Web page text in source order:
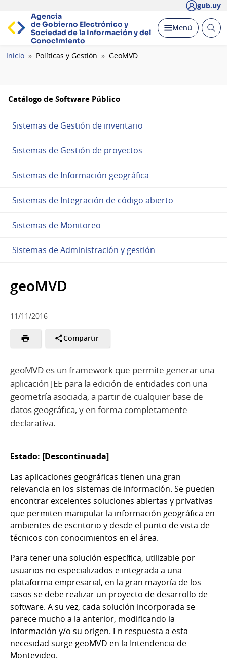
gub.uy
Agencia
de Gobierno Electrónico y
Sociedad de la Información y del
Conocimiento
Desplegar
Menú Abrir
Ruta
Inicio Políticas y Gestión GeoMVD
Catálogo de Software Público
Sistemas de Gestión de inventario
Sistemas de Gestión de proyectos
Sistemas de Información geográfica
Sistemas de Integración de código abierto
Sistemas de Monitoreo
Sistemas de Administración y gestión
geoMVD
11/11/2016
Compartir
geoMVD es un framework que permite generar una
aplicación JEE para la edición de entidades con una
geometría asociada, a partir de cualquier base de
datos geográfica, y en forma completamente
declarativa.
Estado: [Descontinuada]
Las aplicaciones geográficas tienen una gran
relevancia en los sistemas de información. Se pueden
encontrar excelentes soluciones abiertas y privativas
que permiten manipular la información geográfica en
ambientes de escritorio y desde el punto de vista de
técnicos con conocimientos en el área.
Para tener una solución específica, utilizable por
usuarios no especializados e integrada a una
plataforma empresarial, en la gran mayoría de los
casos se debe realizar un proyecto de desarrollo de
software. A su vez, cada solución incorporada se
parece mucho a la anterior, modificando la
información y/o su origen. En respuesta a esta
necesidad surge geoMVD en la Intendencia de
Montevideo.